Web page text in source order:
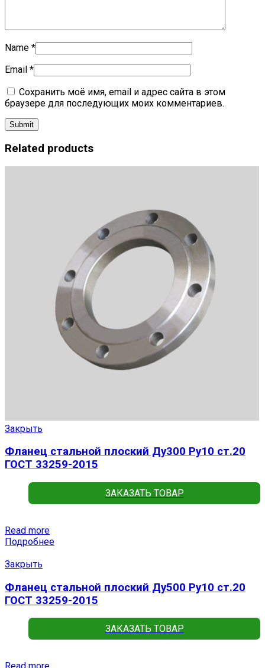
Name *
Email *
Сохранить моё имя, email и адрес сайта в этом
браузере для последующих моих комментариев.
Related products
Закрыть
Фланец стальной плоский Ду300 Ру10 ст.20
ГОСТ 33259-2015
ЗАКАЗАТЬ ТОВАР
Read more
Подробнее
Закрыть
Фланец стальной плоский Ду500 Ру10 ст.20
ГОСТ 33259-2015
ЗАКАЗАТЬ ТОВАР